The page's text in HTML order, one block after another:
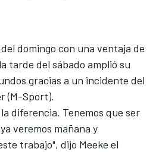
domingo con una ventaja de
tarde del sábado amplió su
gracias a un incidente del
(M-Sport).
diferencia. Tenemos que ser
veremos mañana y
trabajo", dijo Meeke el